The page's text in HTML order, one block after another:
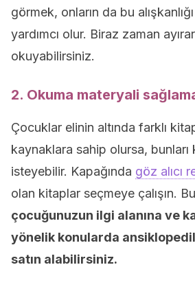
görmek, onların da bu
yardımcı olur. Biraz zaman
okuyabilirsiniz.
2. Okuma materyali
Çocuklar elinin altında farklı
kaynaklara sahip olursa, bunları
isteyebilir. Kapağında göz alıcı
olan kitaplar seçmeye çalışın.
çocuğunuzun ilgi alanına ve
yönelik konularda
satın alabilirsiniz.